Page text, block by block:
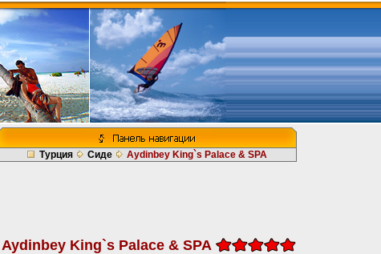
Турция Сиде Aydinbey King`s Palace & SPA
Aydinbey King`s Palace & SPA